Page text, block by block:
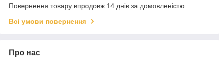
Повернення товару впродовж 14 днів за домовленістю
Всі умови повернення
Про нас